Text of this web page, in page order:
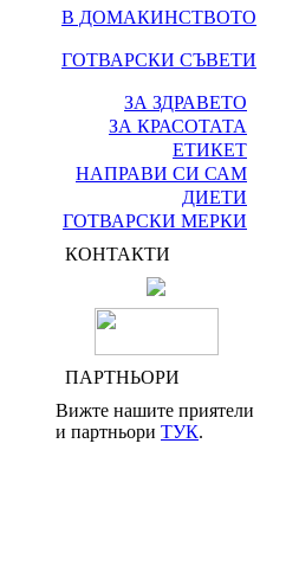
В ДОМАКИНСТВОТО
ГОТВАРСКИ СЪВЕТИ
ЗА ЗДРАВЕТО
ЗА КРАСОТАТА
ЕТИКЕТ
НАПРАВИ СИ САМ
ДИЕТИ
ГОТВАРСКИ МЕРКИ
КОНТАКТИ
ПАРТНЬОРИ
Вижте нашите приятели
и партньори ТУК.